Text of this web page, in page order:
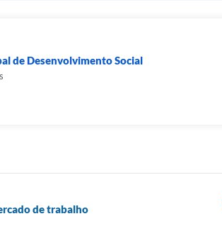
de Desenvolvimento Social
de trabalho